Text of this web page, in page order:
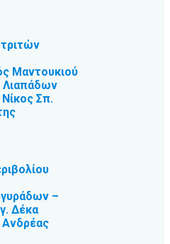
Μαντουκιού
Λιαπάδων
Νίκος Σπ.
–
Δέκα
Ανδρέας